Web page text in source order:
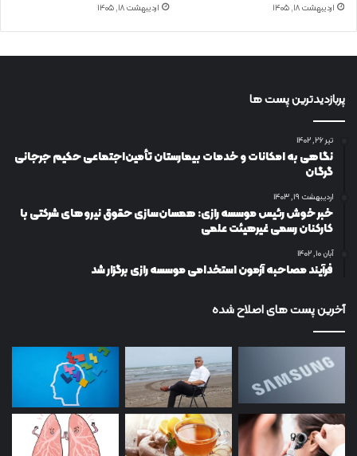
اردیبهشت ۱۸, ۱۴۰۵ اردیبهشت ۱۸, ۱۴۰۵
پربازدیدترین پست ها
تیر ۲۶, ۱۴۰۲
نگاهی به امکانات و خدمات بیمارستان تأمین‌اجتماعی حکیم جرجانی
گرگان
اردیبهشت ۱۹, ۱۴۰۳
خبر خوش رئیس موسسه رازی: همسان‌سازی حقوق نیروهای شرکتی با
کارکنان رسمی غیرهیئت علمی
آبان ۱۰, ۱۴۰۲
فرآیند مصاحبه آزمون استخدامی موسسه رازی برگزار شد
آخرین پست های اصلاح شده